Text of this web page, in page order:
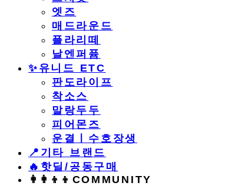
엣즈
매드라운드
플라리떼
날엔퍼퓸
​✨유니드 ETC
판도라이프
착소스
말랑두두
피어몬즈
운결ㅣ수호장생
📍기타 브랜드
🔥핫딜/공동구매
👩‍👩‍👦‍👦COMMUNITY